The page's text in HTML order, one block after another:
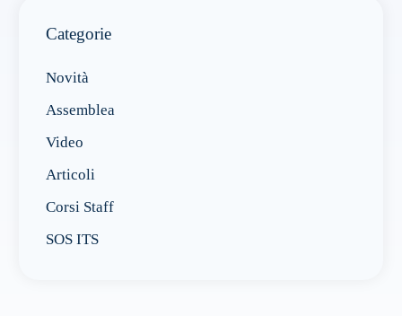
Categorie
Novità
Assemblea
Video
Articoli
Corsi Staff
SOS ITS